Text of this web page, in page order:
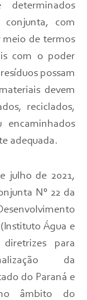
determinados
conjunta, com
meio de termos
com o poder
possam
devem
reciclados,
adequada.
julho de 2021,
N° 22 da
Água e
para
da
do Paraná e
âmbito do